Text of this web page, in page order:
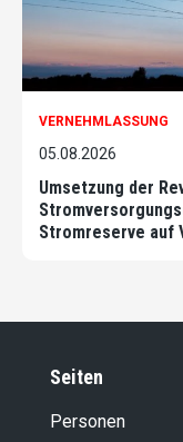
VERNEHMLASSUNG
05.08.2026
Umsetzung der
Stromreserve auf
Seiten
Personen